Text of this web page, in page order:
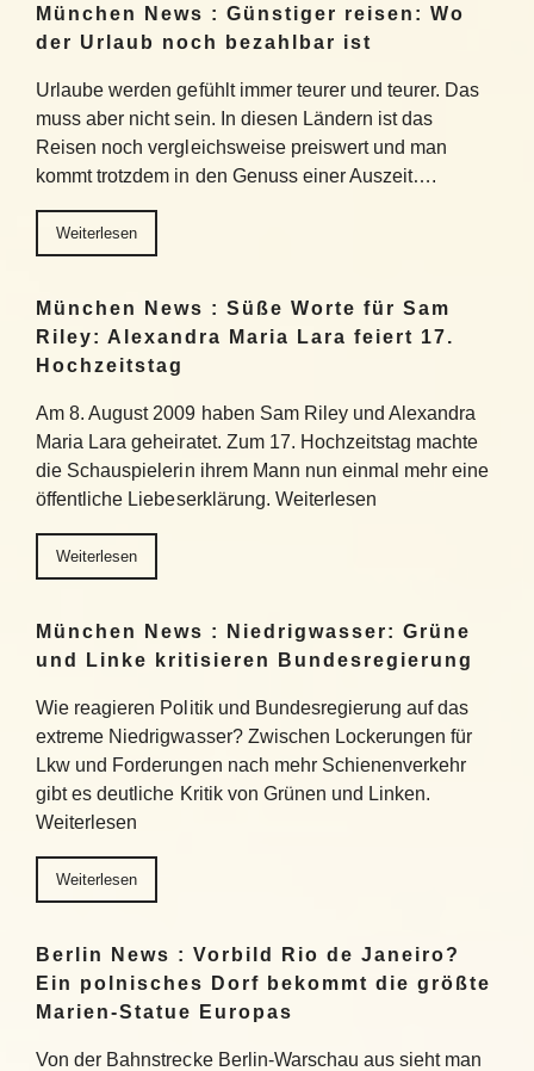
München News : Günstiger reisen: Wo
der Urlaub noch bezahlbar ist
Urlaube werden gefühlt immer teurer und teurer. Das
muss aber nicht sein. In diesen Ländern ist das
Reisen noch vergleichsweise preiswert und man
kommt trotzdem in den Genuss einer Auszeit….
Weiterlesen
München News : Süße Worte für Sam
Riley: Alexandra Maria Lara feiert 17.
Hochzeitstag
Am 8. August 2009 haben Sam Riley und Alexandra
Maria Lara geheiratet. Zum 17. Hochzeitstag machte
die Schauspielerin ihrem Mann nun einmal mehr eine
öffentliche Liebeserklärung. Weiterlesen
Weiterlesen
München News : Niedrigwasser: Grüne
und Linke kritisieren Bundesregierung
Wie reagieren Politik und Bundesregierung auf das
extreme Niedrigwasser? Zwischen Lockerungen für
Lkw und Forderungen nach mehr Schienenverkehr
gibt es deutliche Kritik von Grünen und Linken.
Weiterlesen
Weiterlesen
Berlin News : Vorbild Rio de Janeiro?
Ein polnisches Dorf bekommt die größte
Marien-Statue Europas
Von der Bahnstrecke Berlin-Warschau aus sieht man